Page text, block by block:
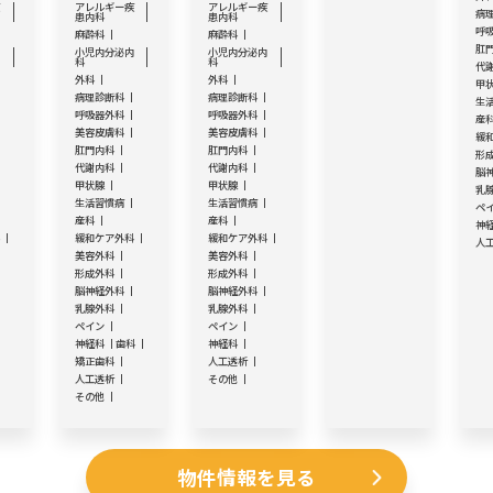
アレルギー疾
患内科
麻酔科
小児内分泌内
科
外科
病理診断科
呼吸器外科
美容皮膚科
肛門内科
代謝内科
甲状腺
生活習慣病
産科
緩和ケア外科
美容外科
形成外科
脳神経外科
乳腺外科
ペイン
神経科
歯科
矯正歯科
人工透析
その他
アレルギー疾
患内科
麻酔科
小児内分泌内
科
外科
病理診断科
呼吸器外科
美容皮膚科
肛門内科
代謝内科
甲状腺
生活習慣病
産科
緩和ケア外科
美容外科
形成外科
脳神経外科
乳腺外科
ペイン
神経科
人工透析
その他
病
呼
肛
代
甲
生
産
緩
形
脳
乳
ペ
神
人
物件情報を見る